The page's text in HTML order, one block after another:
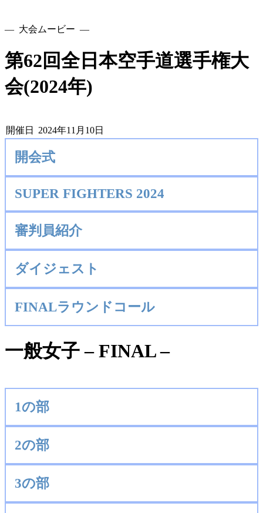
— 大会ムービー —
第62回全日本空手道選手権大
会(2024年)
開催日 2024年11月10日
開会式
SUPER FIGHTERS 2024
審判員紹介
ダイジェスト
FINALラウンドコール
一般女子 – FINAL –
1の部
2の部
3の部